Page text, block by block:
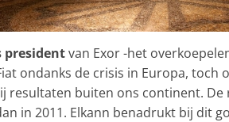
presidentvan Exor -het
ondanks de crisis in Europa, toch
resultaten buiten ons continent.
in 2011. Elkann benadrukt bij dit